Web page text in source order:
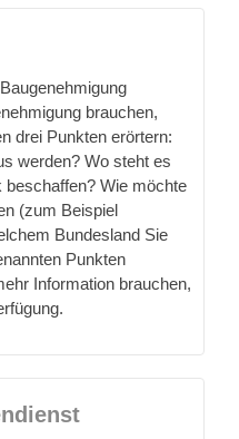
brauchen,
drei Punkten erörtern:
werden? Wo steht es
Wie möchte
(zum Beispiel
Bundesland Sie
Punkten
Information brauchen,